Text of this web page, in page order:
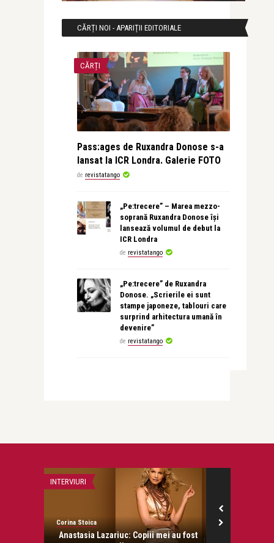
CĂRȚI NOI - APARIȚII EDITORIALE
CĂRȚI
Pass:ages de Ruxandra Donose s-a
lansat la ICR Londra. Galerie FOTO
de revistatango
„Pe:trecere” – Marea mezzo-
soprană Ruxandra Donose își
lansează volumul de debut la
ICR Londra
de revistatango
„Pe:trecere” de Ruxandra
Donose. „Scrierile ei sunt
stampe japoneze, tablouri care
surprind arhitectura umană în
devenire”
de revistatango
INTERVIURI
Corina Stoica
Anastasia Lazariuc: Copiii mei au fost